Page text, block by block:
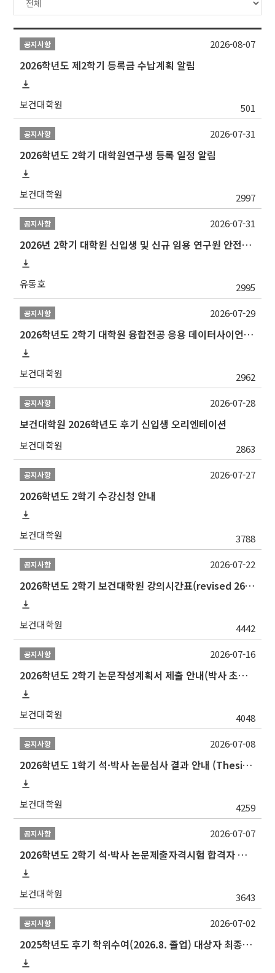
공지사항
2026학년도 제2학기 등록금 수납계획 알림
보건대학원 501
2026-08-07
공지사항
2026학년도 2학기 대학원연구생 등록 일정 알림
보건대학원 2997
2026-07-31
공지사항
2026년 2학기 대학원 신입생 및 신규 임용 연구원 안전환경교육(신규교육) 실시 안내
유동호 2995
2026-07-31
공지사항
2026학년도 2학기 대학원 융합전공 응용 데이터사이언스 선발 계획 알림
보건대학원 2962
2026-07-29
공지사항
보건대학원 2026학년도 후기 신입생 오리엔테이션
보건대학원 2863
2026-07-28
공지사항
2026학년도 2학기 수강신청 안내
보건대학원 3788
2026-07-27
공지사항
2026학년도 2학기 보건대학원 강의시간표(revised 260803)(2026 2nd SEMESTER SNU GSPH TIMETABLE)
보건대학원 4442
2026-07-22
공지사항
2026학년도 2학기 논문작성계획서 제출 안내(박사 초심 일정 포함)_Thesis Proposal
보건대학원 4048
2026-07-16
공지사항
2026학년도 1학기 석·박사 논문심사 결과 안내 (Thesis Defense Result)
보건대학원 4259
2026-07-08
공지사항
2026학년도 2학기 석·박사 논문제출자격시험 합격자 공고(TSQ Exam Result)
보건대학원 3643
2026-07-07
공지사항
2025학년도 후기 학위수여(2026.8. 졸업) 대상자 최종인준 논문 제출 안내
2026-07-02